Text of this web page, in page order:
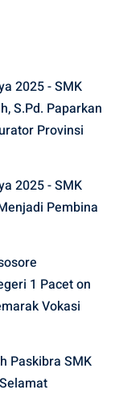
2025 - SMK
S.Pd. Paparkan
Provinsi
2025 - SMK
Pembina
1 Paceton
Vokasi
Paskibra SMK
Selamat